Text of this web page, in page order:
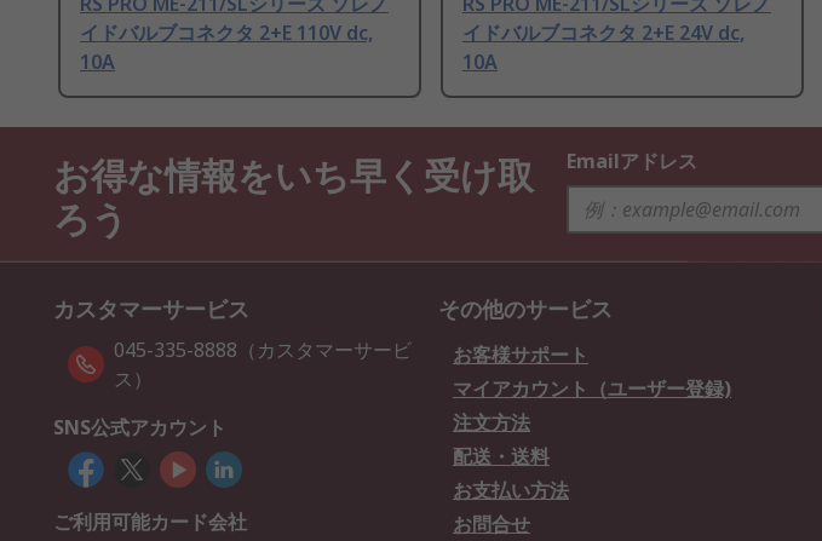
イドバルブコネクタ 2+E 110V dc,
10A
イドバルブコネクタ 2+E 24V dc,
10A
お得な情報をいち早く受け取
ろう
Emailアドレス
カスタマーサービス
045-335-8888（カスタマーサービ
ス）
SNS公式アカウント
ご利用可能カード会社
その他のサービス
お客様サポート
マイアカウント（ユーザー登録)
注文方法
配送・送料
お支払い方法
お問合せ